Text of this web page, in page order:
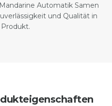
Automatik Samen
und Qualität in